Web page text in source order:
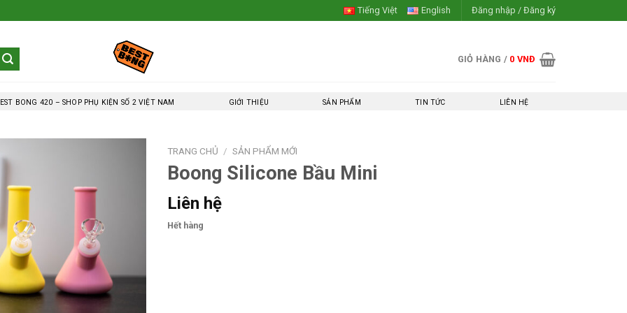
Tiếng Việt English Đăng nhập / Đăng ký
GIỎ HÀNG / 0 VNĐ
BONG 420 – SHOP PHỤ KIỆN SỐ 2 VIỆT NAM GIỚI THIỆU SẢN PHẨM TIN TỨC LIÊN HỆ
TRANG CHỦ / SẢN PHẨM MỚI
Boong Silicone Bầu Mini
Liên hệ
Hết hàng